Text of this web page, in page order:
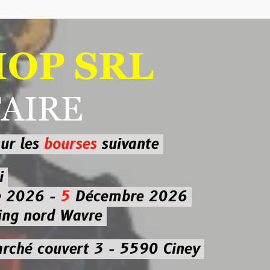
SRL
suivante
5Décembre 2026
Wavre
3 - 5590 Ciney